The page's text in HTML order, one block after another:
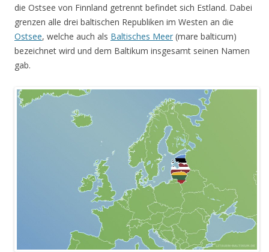
die Ostsee von Finnland getrennt befindet sich Estland. Dabei
grenzen alle drei baltischen Republiken im Westen an die
Ostsee, welche auch als Baltisches Meer (mare balticum)
bezeichnet wird und dem Baltikum insgesamt seinen Namen
gab.